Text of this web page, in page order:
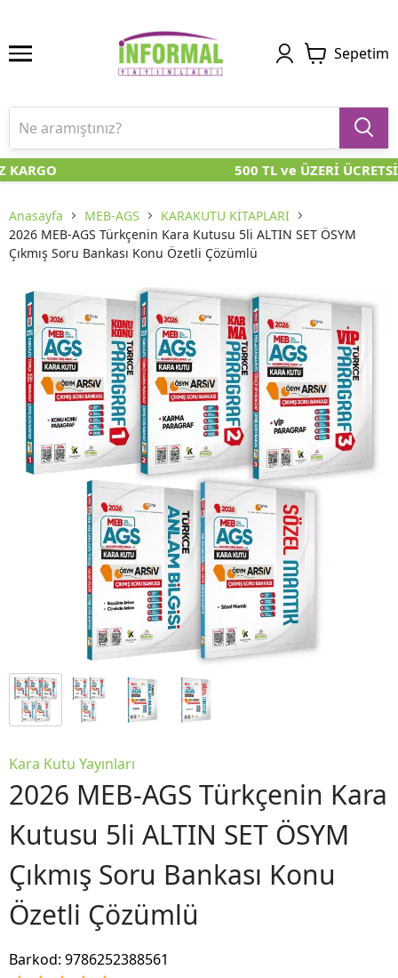
Sepetim
500 TL ve ÜZERİ
Anasayfa MEB-AGS
KARAKUTU KİTAPLARI
2026 MEB-AGS Türkçenin Kara Kutusu 5li ALTIN SET ÖSYM
Çıkmış Soru Bankası Konu Özetli Çözümlü
Kara Kutu Yayınları
2026 MEB-AGS Türkçenin Kara
Kutusu 5li ALTIN SET ÖSYM
Çıkmış Soru Bankası Konu
Özetli Çözümlü
Barkod: 9786252388561